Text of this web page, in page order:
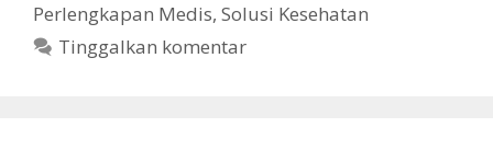
Perlengkapan Medis, Solusi Kesehatan
Tinggalkan komentar